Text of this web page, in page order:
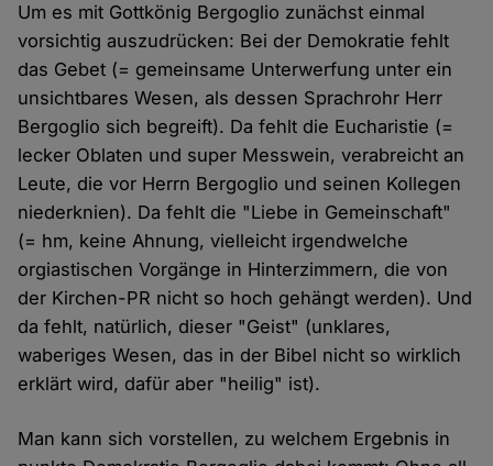
Um es mit Gottkönig Bergoglio zunächst einmal
vorsichtig auszudrücken: Bei der Demokratie fehlt
das Gebet (= gemeinsame Unterwerfung unter ein
unsichtbares Wesen, als dessen Sprachrohr Herr
Bergoglio sich begreift). Da fehlt die Eucharistie (=
lecker Oblaten und super Messwein, verabreicht an
Leute, die vor Herrn Bergoglio und seinen Kollegen
niederknien). Da fehlt die "Liebe in Gemeinschaft"
(= hm, keine Ahnung, vielleicht irgendwelche
orgiastischen Vorgänge in Hinterzimmern, die von
der Kirchen-PR nicht so hoch gehängt werden). Und
da fehlt, natürlich, dieser "Geist" (unklares,
waberiges Wesen, das in der Bibel nicht so wirklich
erklärt wird, dafür aber "heilig" ist).
Man kann sich vorstellen, zu welchem Ergebnis in